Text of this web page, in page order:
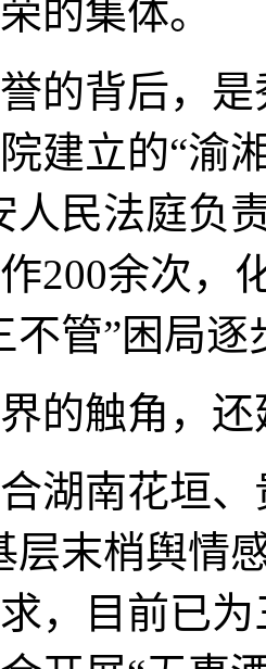
的集体。
背后，是
建立的“渝
人民法庭负
200余次，
不管”困局
触角，还
南花垣、
层末梢舆情
，目前已